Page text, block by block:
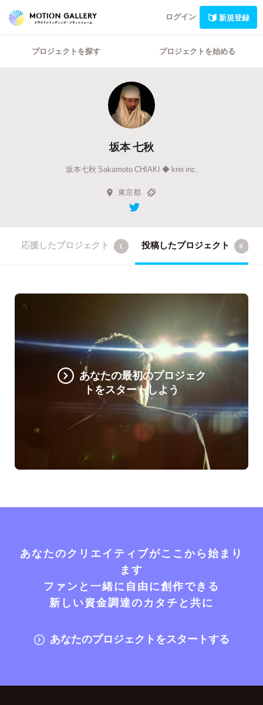
ログイン 新規登録
プロジェクトを探す プロジェクトを始める
坂本 七秋
坂本七秋 Sakamoto CHIAKI ◆ krei inc.
東京都
応援したプロジェクト 1 投稿したプロジェクト 0
あなたの最初のプロジェク
トをスタートしよう
あなたのクリエイティブがここから始まり
ます
ファンと一緒に自由に創作できる
新しい資金調達のカタチと共に
あなたのプロジェクトをスタートする